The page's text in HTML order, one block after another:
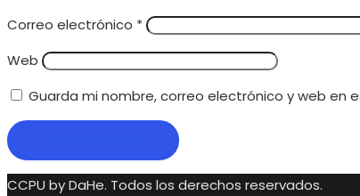
Correo electrónico *
Web
Guarda mi nombre, correo electrónico y web en
CCPU by DaHe. Todos los derechos reservados.